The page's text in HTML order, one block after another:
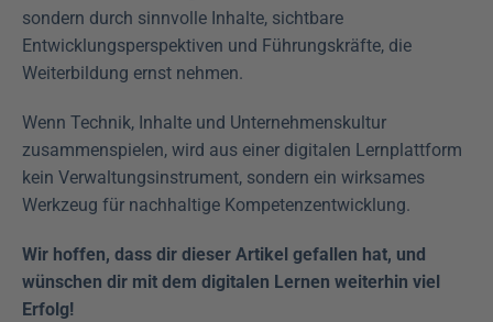
sondern durch sinnvolle Inhalte, sichtbare
Entwicklungsperspektiven und Führungskräfte, die
Weiterbildung ernst nehmen.
Wenn Technik, Inhalte und Unternehmenskultur
zusammenspielen, wird aus einer digitalen Lernplattform
kein Verwaltungsinstrument, sondern ein wirksames
Werkzeug für nachhaltige Kompetenzentwicklung.
Wir hoffen, dass dir dieser Artikel gefallen hat, und
wünschen dir mit dem digitalen Lernen weiterhin viel
Erfolg!